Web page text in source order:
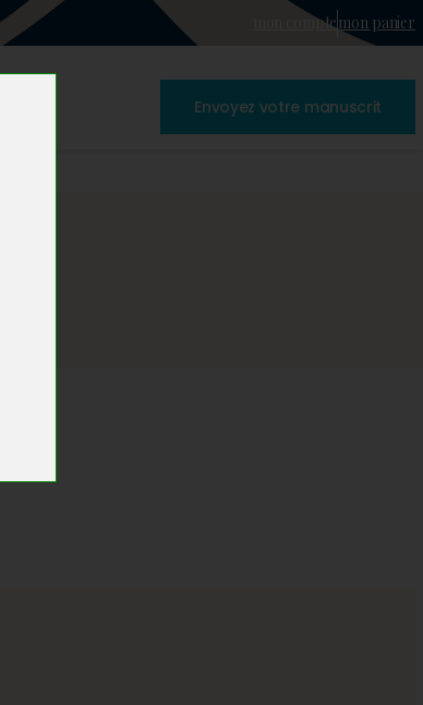
mon comptemon panier
Envoyez votre manuscrit